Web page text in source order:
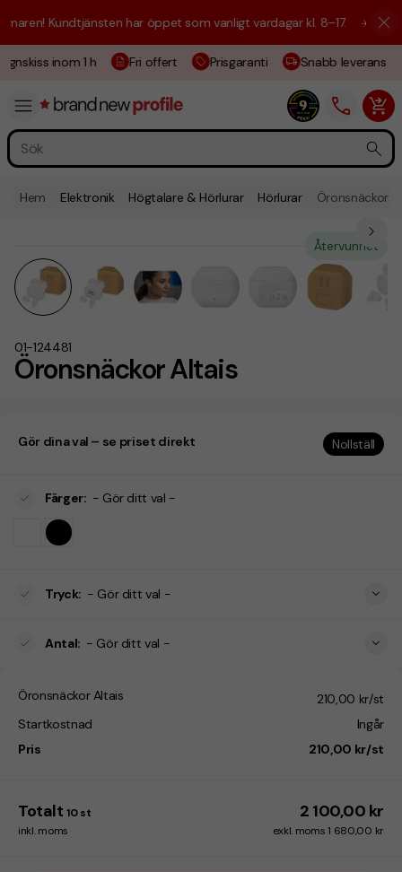
Kundtjänsten har öppet som vanligt vardagar kl. 8–17. ☀️ Vi är
inom 1 h Fri offert Prisgaranti Snabb leverans
Hem Elektronik Högtalare & Hörlurar Hörlurar Öronsnäckor
Öronsnäckor Altais
01-124481
Återvunnet
Gör dina val – se priset direkt Nollställ
Färger: - Gör ditt val -
Tryck: - Gör ditt val -
Antal: - Gör ditt val -
Öronsnäckor Altais
210,00 kr/st
Startkostnad
Ingår
Pris
210,00 kr/st
Totalt 10 st 2 100,00 kr
inkl. moms exkl. moms 1 680,00 kr